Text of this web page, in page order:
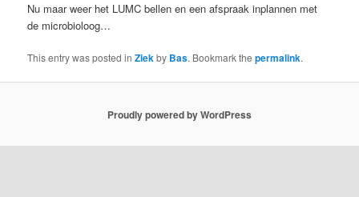
Nu maar weer het LUMC bellen en een afspraak inplannen met
de microbioloog…
This entry was posted inZiekby Bas. Bookmark thepermalink.
Proudly powered by WordPress